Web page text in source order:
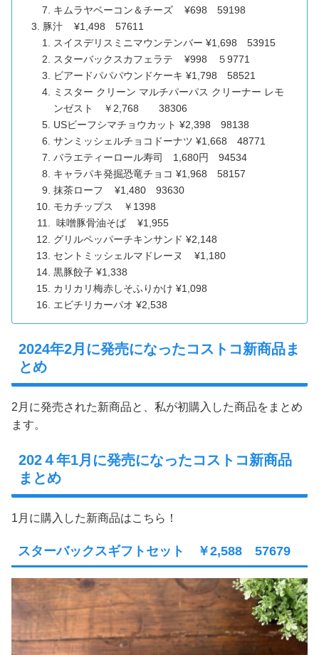
キムラヤベーコン＆チーズ ¥698 59198
豚汁 ¥1,498 57611
スイスデリスミニマウンテンバー ¥1,698 53915
スターバックスカフェラテ ¥998 ５9771
ビアードパパパウンドケーキ ¥1,798 58521
ミスター クリーン マルチパーパス クリーナー レモ
ンゼスト ￥2,768 38306
USビーフシマチョウカット ¥2,398 98138
サンミッシェルチョコドーナツ ¥1,668 48771
バラエティーロール寿司 1,680円 94534
キャラパキ発掘恐竜チョコ ¥1,968 58157
抹茶ローフ ¥1,480 93630
モカチップス ￥1398
味噌豚骨油そば ¥1,955
グリルペッパーチキンサンド ¥2,148
セントミッシェルマドレーヌ ¥1,180
黒豚餃子 ¥1,338
カリカリ梅赤しそふりかけ ¥1,098
エビチリカーパオ ¥2,538
2024年2月に発売になったコストコ新商品ま
とめ
2月に発売された新商品と、私が初購入した商品をまとめ
ます。
202４年1月に発売になったコストコ新商品
まとめ
1月に購入した新商品はこちら！
スターバックスギフトセット ￥2,588 57679